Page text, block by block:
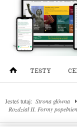
TESTY
Jesteś tutaj: Strona główna
Rozdział II. Formy